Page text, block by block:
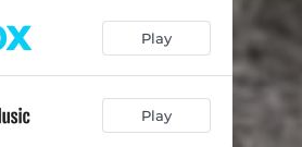
Play
Play